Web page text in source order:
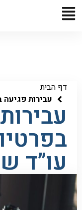
דף הבית
עבירות פגיעה
עו”ד